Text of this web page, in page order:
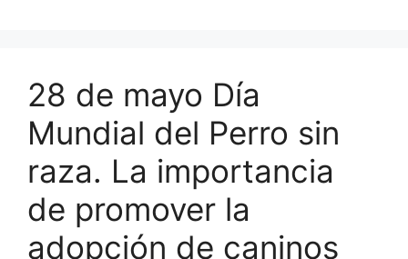
28 de mayo Día
Mundial del Perro sin
raza. La importancia
de promover la
adopción de caninos